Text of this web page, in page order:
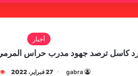
أخبار
كاسل ترصد جهود مدرب حراس المرمي
gabra 27 فبراير، 2022